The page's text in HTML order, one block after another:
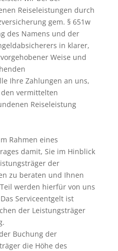
Reiseleistungen durch
gem. § 651w
des Namens und der
in klarer,
Weise und
Ihre Zahlungen an uns,
vermittelten
Reiseleistung
Rahmen eines
damit, Sie im Hinblick
der
zu beraten und Ihnen
werden hierfür von uns
Serviceentgelt ist
der Leistungsträger
Buchung der
die Höhe des